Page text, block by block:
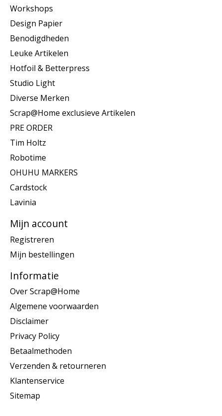
Workshops
Design Papier
Benodigdheden
Leuke Artikelen
Hotfoil & Betterpress
Studio Light
Diverse Merken
Scrap@Home exclusieve Artikelen
PRE ORDER
Tim Holtz
Robotime
OHUHU MARKERS
Cardstock
Lavinia
Mijn account
Registreren
Mijn bestellingen
Informatie
Over Scrap@Home
Algemene voorwaarden
Disclaimer
Privacy Policy
Betaalmethoden
Verzenden & retourneren
Klantenservice
Sitemap